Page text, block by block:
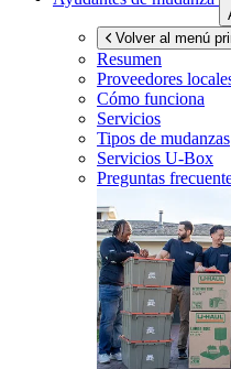
Volver al menú
Resumen
Proveedores
Cómo funciona
Servicios
Tipos de mudanzas
Servicios U-Box
Preguntas